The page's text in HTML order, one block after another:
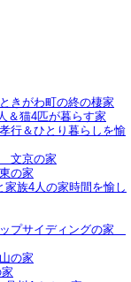
きがわ町の終の棲家
＆猫4匹が暮らす家
行＆ひとり暮らしを愉
文京の家
の家
族4人の家時間を愉し
プサイディングの家＿
の家